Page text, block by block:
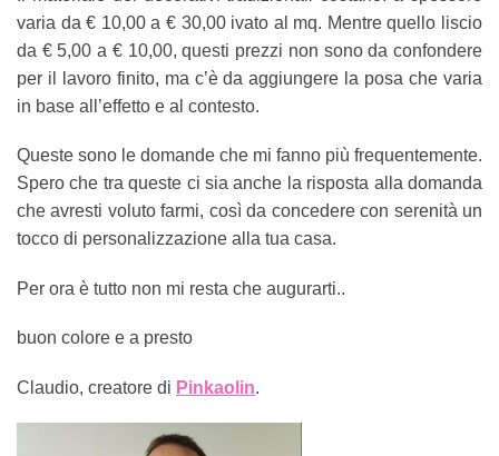
varia da € 10,00 a € 30,00 ivato al mq. Mentre quello liscio
da € 5,00 a € 10,00, questi prezzi non sono da confondere
per il lavoro finito, ma c’è da aggiungere la posa che varia
in base all’effetto e al contesto.
Queste sono le domande che mi fanno più frequentemente.
Spero che tra queste ci sia anche la risposta alla domanda
che avresti voluto farmi, così da concedere con serenità un
tocco di personalizzazione alla tua casa.
Per ora è tutto non mi resta che augurarti..
buon colore e a presto
Claudio, creatore di Pinkaolin.